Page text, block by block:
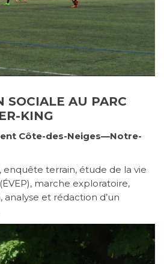
SOCIALE AU PARC
KING
Côte-des-Neiges—Notre-
terrain, étude de la vie
marche exploratoire,
analyse et rédaction d’un